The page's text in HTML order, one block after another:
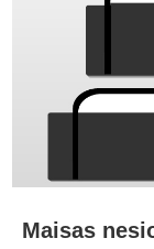
Maisas